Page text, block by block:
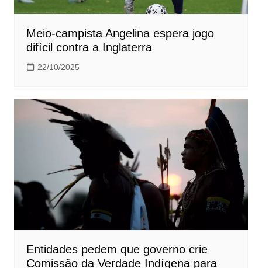
Meio-campista Angelina espera jogo
difícil contra a Inglaterra
22/10/2025
Entidades pedem que governo crie
Comissão da Verdade Indígena para